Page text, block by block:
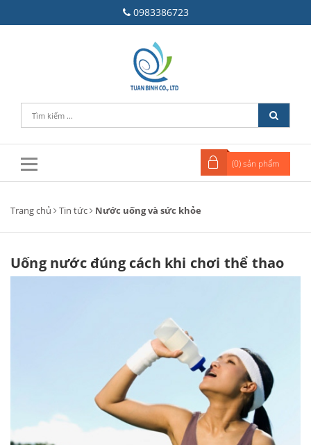
0983386723
(0) sản phẩm
Trang chủ Tin tức Nước uống và sức khỏe
Uống nước đúng cách khi chơi thể thao